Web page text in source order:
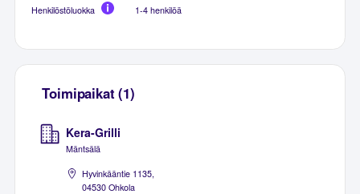
Henkilöstöluokka
1-4 henkilöä
Toimipaikat (1)
Kera-Grilli
Mäntsälä
Hyvinkääntie 1135,
04530 Ohkola